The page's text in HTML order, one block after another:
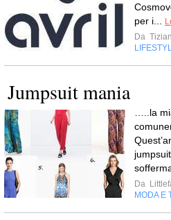
per i...
Da
Jumpsuit mania
…..la
Da
MODA E